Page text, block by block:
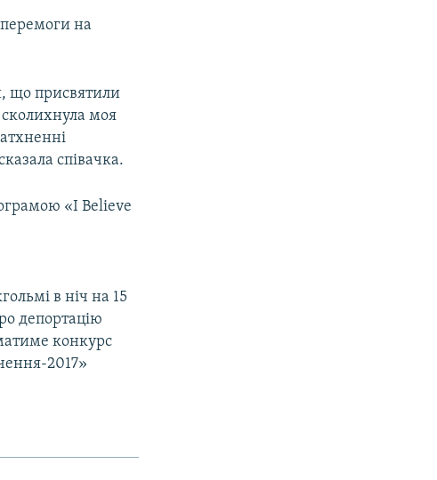
на
що присвятили
моя
співачка.
«I Believe
в ніч на 15
депортацію
конкурс
2017»